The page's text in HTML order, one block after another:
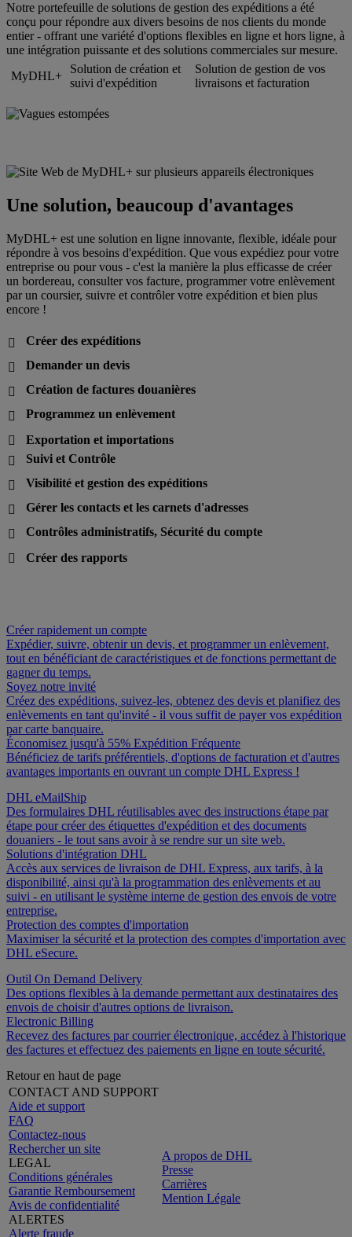
Notre portefeuille de solutions de gestion des expéditions a été
conçu pour répondre aux divers besoins de nos clients du monde
entier - offrant une variété d'options flexibles en ligne et hors ligne, à
une intégration puissante et des solutions commerciales sur mesure.
MyDHL+
Solution de création et
suivi d'expédition
Solution de gestion de vos
livraisons et facturation
Une solution, beaucoup d'avantages
MyDHL+ est une solution en ligne innovante, flexible, idéale pour
répondre à vos besoins d'expédition. Que vous expédiez pour votre
entreprise ou pour vous - c'est la manière la plus efficasse de créer
un bordereau, consulter vos facture, programmer votre enlèvement
par un coursier, suivre et contrôler votre expédition et bien plus
encore !

Créer des expéditions

Demander un devis

Création de factures douanières

Programmez un enlèvement

Exportation et importations

Suivi et Contrôle

Visibilité et gestion des expéditions

Gérer les contacts et les carnets d'adresses

Contrôles administratifs, Sécurité du compte

Créer des rapports
Créer rapidement un compte
Expédier, suivre, obtenir un devis, et programmer un enlèvement,
tout en bénéficiant de caractéristiques et de fonctions permettant de
gagner du temps.
Soyez notre invité
Créez des expéditions, suivez-les, obtenez des devis et planifiez des
enlèvements en tant qu'invité - il vous suffit de payer vos expédition
par carte banquaire.
Économisez jusqu'à 55% Expédition Fréquente
Bénéficiez de tarifs préférentiels, d'options de facturation et d'autres
avantages importants en ouvrant un compte DHL Express !
DHL eMailShip
Des formulaires DHL réutilisables avec des instructions étape par
étape pour créer des étiquettes d'expédition et des documents
douaniers - le tout sans avoir à se rendre sur un site web.
Solutions d'intégration DHL
Accès aux services de livraison de DHL Express, aux tarifs, à la
disponibilité, ainsi qu'à la programmation des enlèvements et au
suivi - en utilisant le système interne de gestion des envois de votre
entreprise.
Protection des comptes d'importation
Maximiser la sécurité et la protection des comptes d'importation avec
DHL eSecure.
Outil On Demand Delivery
Des options flexibles à la demande permettant aux destinataires des
envois de choisir d'autres options de livraison.
Electronic Billing
Recevez des factures par courrier électronique, accédez à l'historique
des factures et effectuez des paiements en ligne en toute sécurité.
Retour en haut de page
CONTACT AND SUPPORT
Aide et support
FAQ
Contactez-nous
Rechercher un site
LEGAL
Conditions générales
Garantie Remboursement
Avis de confidentialité
ALERTES
Alerte fraude
A propos de DHL
Presse
Carrières
Mention Légale